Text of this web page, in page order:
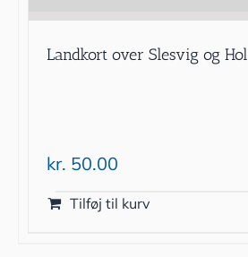
Landkort over Slesvig og
kr. 50.00
Tilføj til kurv